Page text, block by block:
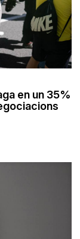
en un 35%